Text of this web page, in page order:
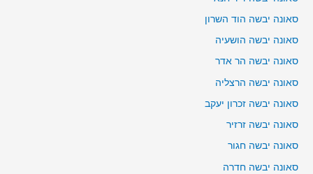
סאונה יבשה הוד השרון
סאונה יבשה הושעיה
סאונה יבשה הר אדר
סאונה יבשה הרצליה
סאונה יבשה זכרון יעקב
סאונה יבשה זרזיר
סאונה יבשה חגור
סאונה יבשה חדרה